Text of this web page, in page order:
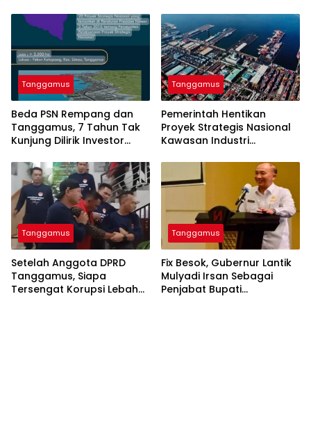
Kondisinya!
Tanggamus
Beda PSN Rempang dan
Tanggamus, 7 Tahun Tak
Kunjung Dilirik Investor
Pemerintah
Tanggamus
Pemerintah Hentikan
Proyek Strategis Nasional
Kawasan Industri
Tanggamus
Setelah Anggota DPRD
Tanggamus, Siapa
Tersengat Korupsi Lebah
Tanggamus
Fix Besok, Gubernur Lantik
Mulyadi Irsan Sebagai
Penjabat Bupati